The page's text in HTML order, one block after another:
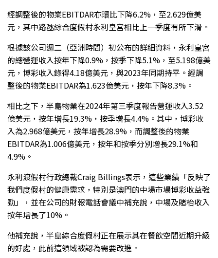
經調整後的物業EBITDAR亦環比下降6.2%，至2.629億美
元，其中路氹綜合度假村永利皇宮相比上一季度有所下滑。
根據該公司週二（亞洲時間）初公布的詳細資料，永利皇宮
的總營運收入按年下降0.9%，按季下降5.1%，至5.198億美
元，博彩收入錄得4.18億美元，與2023年同期持平。經調
整後的物業EBITDAR為1.623億美元，按年下降8.3%。
相比之下，半島物業在2024年第三季度報告營運收入3.52
億美元，按年增長19.3%，按季增長4.4%。其中，博彩收
入為2.968億美元，按年增長28.9%，而調整後的物業
EBITDAR為1.006億美元，按年和按季分別增長29.1%和
4.9%。
永利渡假村行政總裁Craig Billings表示，這些業績「反映了
我們度假村的健康需求，特別是澳門的中場市場博彩收益強
勁」，並在公司的財報電話會議中補充說，中場及賭枱收入
按年增長了10%。
他補充說，半島綜合度假村正在展示其在餐飲空間近期升級
的好處，此前這領域被認為需要改進。